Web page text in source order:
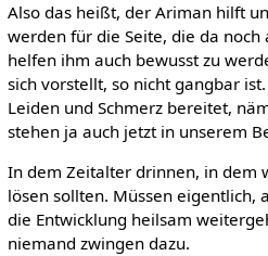
Also das heißt, der Ariman hilft
werden für die Seite, die da
helfen ihm auch bewusst zu
sich vorstellt, so nicht gangbar
Leiden und Schmerz bereitet,
stehen ja auch jetzt in unserem
In dem Zeitalter drinnen, in dem
lösen sollten. Müssen eigentlich,
die Entwicklung heilsam
niemand zwingen dazu.